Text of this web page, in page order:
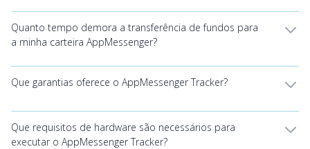
Quanto tempo demora a transferência de fundos para
a minha carteira AppMessenger?
Que garantias oferece o AppMessenger Tracker?
Que requisitos de hardware são necessários para
executar o AppMessenger Tracker?